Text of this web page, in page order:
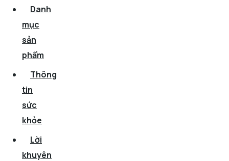
Danh
mục
sản
phẩm
Thông
tin
sức
khỏe
Lời
khuyên